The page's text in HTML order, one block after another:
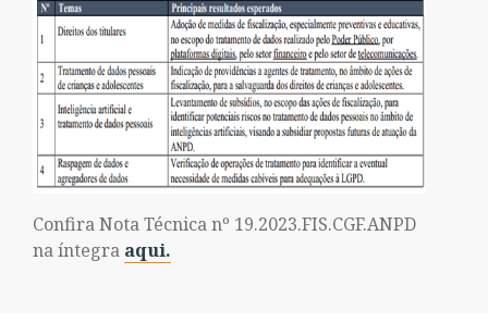
Confira Nota Técnica nº 19.2023.FIS.CGF.ANPD
na íntegra aqui.